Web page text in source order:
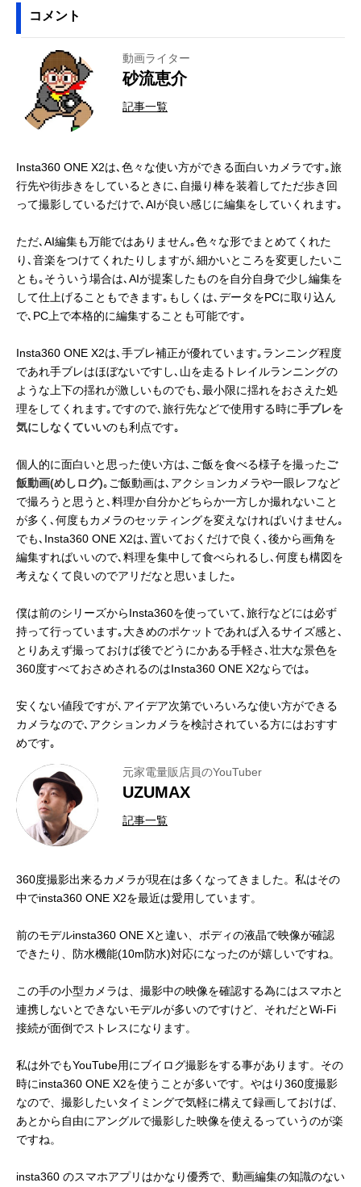
コメント
動画ライター
砂流恵介
記事一覧
Insta360 ONE X2は､色々な使い方ができる面白いカメラです｡旅
行先や街歩きをしているときに､自撮り棒を装着してただ歩き回
って撮影しているだけで､AIが良い感じに編集をしていくれます｡
ただ､AI編集も万能ではありません｡色々な形でまとめてくれた
り､音楽をつけてくれたりしますが､細かいところを変更したいこ
とも｡そういう場合は､AIが提案したものを自分自身で少し編集を
して仕上げることもできます｡もしくは､データをPCに取り込ん
で､PC上で本格的に編集することも可能です｡
Insta360 ONE X2は､手ブレ補正が優れています｡ランニング程度
であれ手ブレはほぼないですし､山を走るトレイルランニングの
ような上下の揺れが激しいものでも､最小限に揺れをおさえた処
理をしてくれます｡ですので､旅行先などで使用する時に手ブレを
気にしなくていいのも利点です｡
個人的に面白いと思った使い方は､ご飯を食べる様子を撮ったご
飯動画(めしログ)｡ご飯動画は､アクションカメラや一眼レフなど
で撮ろうと思うと､料理か自分かどちらか一方しか撮れないこと
が多く､何度もカメラのセッティングを変えなければいけません｡
でも､Insta360 ONE X2は､置いておくだけで良く､後から画角を
編集すればいいので､料理を集中して食べられるし､何度も構図を
考えなくて良いのでアリだなと思いました｡
僕は前のシリーズからInsta360を使っていて､旅行などには必ず
持って行っています｡大きめのポケットであれば入るサイズ感と､
とりあえず撮っておけば後でどうにかある手軽さ､壮大な景色を
360度すべておさめされるのはInsta360 ONE X2ならでは｡
安くない値段ですが､アイデア次第でいろいろな使い方ができる
カメラなので､アクションカメラを検討されている方にはおすす
めです｡
元家電量販店員のYouTuber
UZUMAX
記事一覧
360度撮影出来るカメラが現在は多くなってきました。私はその
中でinsta360 ONE X2を最近は愛用しています。
前のモデルinsta360 ONE Xと違い、ボディの液晶で映像が確認
できたり、防水機能(10m防水)対応になったのが嬉しいですね。
この手の小型カメラは、撮影中の映像を確認する為にはスマホと
連携しないとできないモデルが多いのですけど、それだとWi-Fi
接続が面倒でストレスになります。
私は外でもYouTube用にブイログ撮影をする事があります。その
時にinsta360 ONE X2を使うことが多いです。やはり360度撮影
なので、撮影したいタイミングで気軽に構えて録画しておけば、
あとから自由にアングルで撮影した映像を使えるっていうのが楽
ですね。
insta360 のスマホアプリはかなり優秀で、動画編集の知識のない